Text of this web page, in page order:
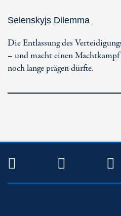
Selenskyjs Dilemma
Die Entlassung des
– und macht einen
noch lange prägen dürfte.
TWITTER